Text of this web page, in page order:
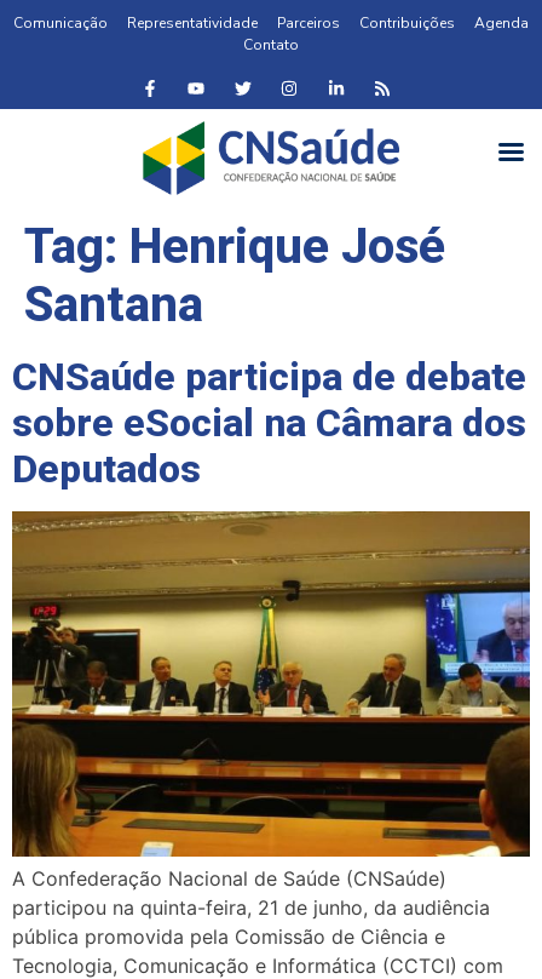
Comunicação Representatividade Parceiros Contribuições
Agenda
Contato
Tag: Henrique José
Santana
CNSaúde participa de debate
sobre eSocial na Câmara dos
Deputados
A Confederação Nacional de Saúde (CNSaúde)
participou na quinta-feira, 21 de junho, da audiência
pública promovida pela Comissão de Ciência e
Tecnologia, Comunicação e Informática (CCTCI) com